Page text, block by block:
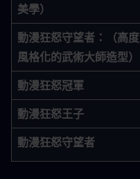
美學）
動漫狂怒守望者 ：（高度
風格化的武術大師造型）
動漫狂怒冠軍
動漫狂怒王子
動漫狂怒守望者